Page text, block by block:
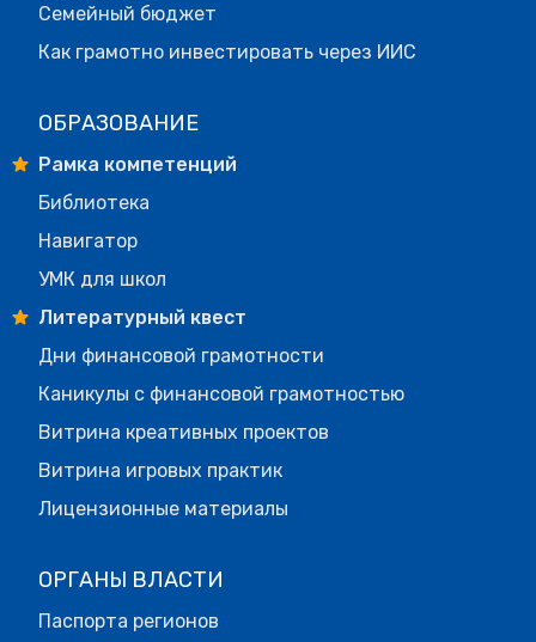
Семейный бюджет
Как грамотно инвестировать через ИИС
ОБРАЗОВАНИЕ
Рамка компетенций
Библиотека
Навигатор
УМК для школ
Литературный квест
Дни финансовой грамотности
Каникулы с финансовой грамотностью
Витрина креативных проектов
Витрина игровых практик
Лицензионные материалы
ОРГАНЫ ВЛАСТИ
Паспорта регионов